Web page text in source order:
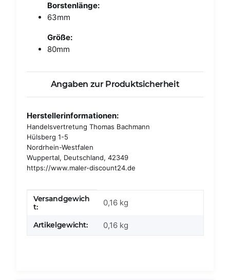
Borstenlänge:
63mm
Größe:
80mm
Angaben zur Produktsicherheit
Herstellerinformationen:
Handelsvertretung Thomas Bachmann
Hülsberg 1-5
Nordrhein-Westfalen
Wuppertal, Deutschland, 42349
https://www.maler-discount24.de
Produkteigenschaft
Wert
Versandgewich
t:
0,16 kg
Artikelgewicht: 0,16 kg